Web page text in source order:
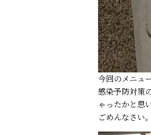
今回のメニュ
感染予防対策
ゃったかと思
ごめんなさい。